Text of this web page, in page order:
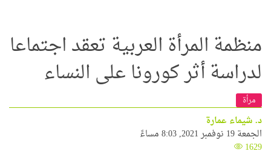
منظمة المرأة العربية تعقد اجتماعا
لدراسة أثر كورونا على النساء
مرأة
د. شيماء عمارة
الجمعة 19 نوفمبر 2021, 8:03 مساءً
1629